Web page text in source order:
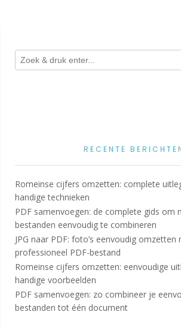
RECENTE
Romeinse cijfers omzetten: complete
handige technieken
PDF samenvoegen: de complete gids om
bestanden eenvoudig te combineren
JPG naar PDF: foto’s eenvoudig omzetten
professioneel PDF-bestand
Romeinse cijfers omzetten: eenvoudige
handige voorbeelden
PDF samenvoegen: zo combineer je
bestanden tot één document